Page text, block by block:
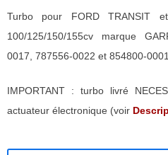
Turbo pour FORD TRANSIT
100/125/150/155cv marque
0017, 787556-0022 et 854800-0001
IMPORTANT : turbo livré
actuateur électronique (voir